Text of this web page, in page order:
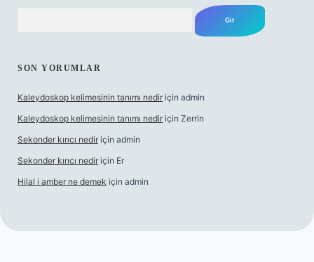
SON YORUMLAR
Kaleydoskop kelimesinin tanımı nedir için admin
Kaleydoskop kelimesinin tanımı nedir için Zerrin
Sekonder kırıcı nedir için admin
Sekonder kırıcı nedir için Er
Hilal i amber ne demek için admin